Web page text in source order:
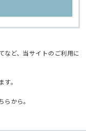
など、当サイトのご利用に
。
から。